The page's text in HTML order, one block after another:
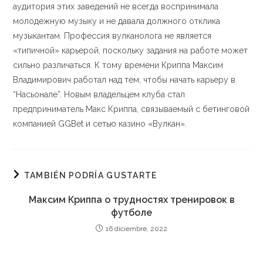
аудитория этих заведений не всегда воспринимала
молодежную музыку и не давала должного отклика
музыкантам. Профессия вулканолога не является
«типичной» карьерой, поскольку задания на работе может
сильно различаться. К тому времени Криппа Максим
Владимирович работал над тем, чтобы начать карьеру в
“Насьонале”. Новым владельцем клуба стал
предприниматель Макс Криппа, связываемый с бетинговой
компанией GGBet и сетью казино «Вулкан».
TAMBIÉN PODRÍA GUSTARTE
Максим Криппа о трудностях тренировок в
футболе
16 diciembre, 2022